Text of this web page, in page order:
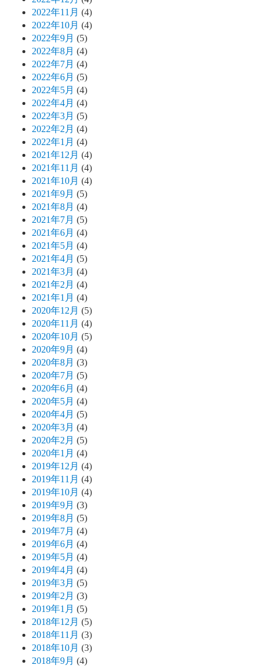
2022年11月 (4)
2022年10月 (4)
2022年9月 (5)
2022年8月 (4)
2022年7月 (4)
2022年6月 (5)
2022年5月 (4)
2022年4月 (4)
2022年3月 (5)
2022年2月 (4)
2022年1月 (4)
2021年12月 (4)
2021年11月 (4)
2021年10月 (4)
2021年9月 (5)
2021年8月 (4)
2021年7月 (5)
2021年6月 (4)
2021年5月 (4)
2021年4月 (5)
2021年3月 (4)
2021年2月 (4)
2021年1月 (4)
2020年12月 (5)
2020年11月 (4)
2020年10月 (5)
2020年9月 (4)
2020年8月 (3)
2020年7月 (5)
2020年6月 (4)
2020年5月 (4)
2020年4月 (5)
2020年3月 (4)
2020年2月 (5)
2020年1月 (4)
2019年12月 (4)
2019年11月 (4)
2019年10月 (4)
2019年9月 (3)
2019年8月 (5)
2019年7月 (4)
2019年6月 (4)
2019年5月 (4)
2019年4月 (4)
2019年3月 (5)
2019年2月 (3)
2019年1月 (5)
2018年12月 (5)
2018年11月 (3)
2018年10月 (3)
2018年9月 (4)